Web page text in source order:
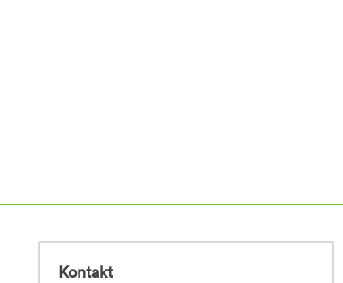
Kontakt